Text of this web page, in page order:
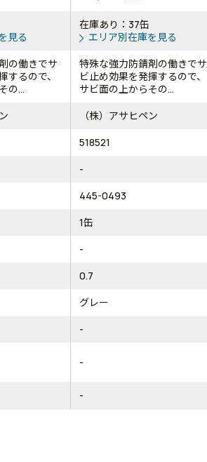
見る
在庫あり：37缶
エリア別在庫を見る
の働きでサ
するので、
の...
特殊な強力防錆剤の働きでサ
ビ止め効果を発揮するので、
サビ面の上からその...
（株）アサヒペン
518521
-
445-0493
1缶
-
0.7
グレー
-
-
-